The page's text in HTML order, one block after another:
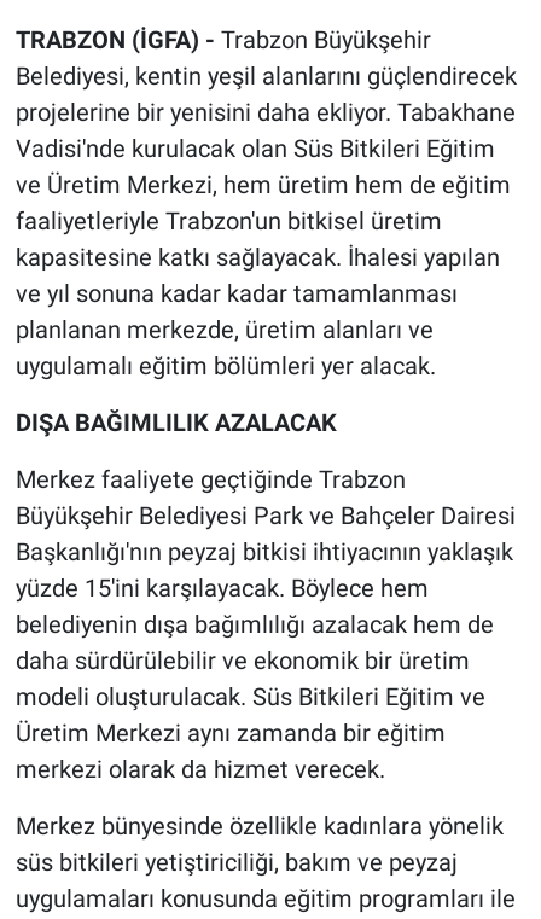
TRABZON (İGFA) - Trabzon Büyükşehir
Belediyesi, kentin yeşil alanlarını güçlendirecek
projelerine bir yenisini daha ekliyor. Tabakhane
Vadisi'nde kurulacak olan Süs Bitkileri Eğitim
ve Üretim Merkezi, hem üretim hem de eğitim
faaliyetleriyle Trabzon'un bitkisel üretim
kapasitesine katkı sağlayacak. İhalesi yapılan
ve yıl sonuna kadar kadar tamamlanması
planlanan merkezde, üretim alanları ve
uygulamalı eğitim bölümleri yer alacak.
DIŞA BAĞIMLILIK AZALACAK
Merkez faaliyete geçtiğinde Trabzon
Büyükşehir Belediyesi Park ve Bahçeler Dairesi
Başkanlığı'nın peyzaj bitkisi ihtiyacının yaklaşık
yüzde 15'ini karşılayacak. Böylece hem
belediyenin dışa bağımlılığı azalacak hem de
daha sürdürülebilir ve ekonomik bir üretim
modeli oluşturulacak. Süs Bitkileri Eğitim ve
Üretim Merkezi aynı zamanda bir eğitim
merkezi olarak da hizmet verecek.
Merkez bünyesinde özellikle kadınlara yönelik
süs bitkileri yetiştiriciliği, bakım ve peyzaj
uygulamaları konusunda eğitim programları ile